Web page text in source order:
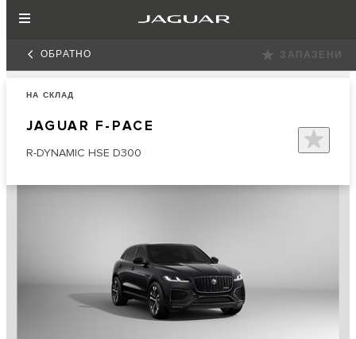
ОБРАТНО ЗАПАЗЕНИ
НА СКЛАД
JAGUAR F-PACE
R-DYNAMIC HSE D300